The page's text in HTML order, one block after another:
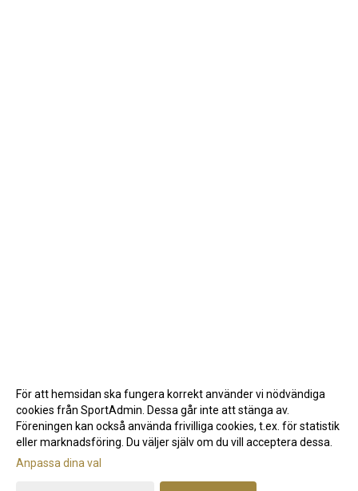
Gå till Webbversion
För att hemsidan ska fungera korrekt använder vi nödvändiga
cookies från SportAdmin. Dessa går inte att stänga av.
Föreningen kan också använda frivilliga cookies, t.ex. för statistik
eller marknadsföring. Du väljer själv om du vill acceptera dessa.
Anpassa dina val